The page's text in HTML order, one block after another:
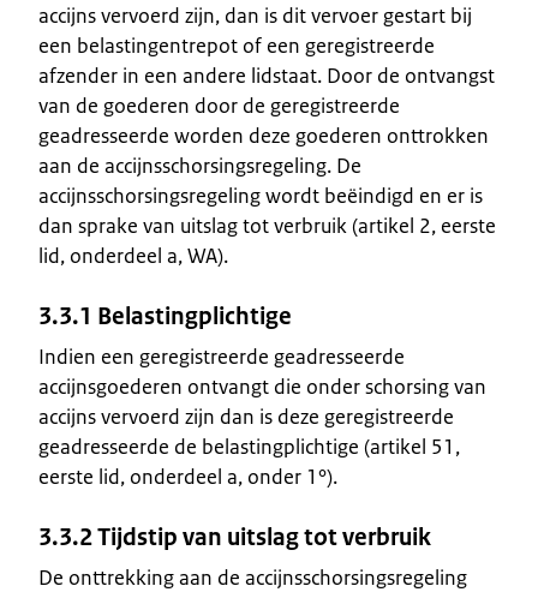
accijns vervoerd zijn, dan is dit vervoer gestart bij
een belastingentrepot of een geregistreerde
afzender in een andere lidstaat. Door de ontvangst
van de goederen door de geregistreerde
geadresseerde worden deze goederen onttrokken
aan de accijnsschorsingsregeling. De
accijnsschorsingsregeling wordt beëindigd en er is
dan sprake van uitslag tot verbruik (artikel 2, eerste
lid, onderdeel a, WA).
3.3.1 Belastingplichtige
Indien een geregistreerde geadresseerde
accijnsgoederen ontvangt die onder schorsing van
accijns vervoerd zijn dan is deze geregistreerde
geadresseerde de belastingplichtige (artikel 51,
eerste lid, onderdeel a, onder 1°).
3.3.2 Tijdstip van uitslag tot verbruik
De onttrekking aan de accijnsschorsingsregeling